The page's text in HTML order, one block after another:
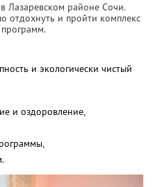
Лазаревском районе Сочи.
отдохнуть и пройти комплекс
и экологически чистый
и оздоровление,